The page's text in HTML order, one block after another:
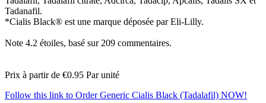
Tadanafil.
*Cialis Black® est une marque déposée par Eli-Lilly.
Note 4.2 étoiles, basé sur 209 commentaires.
Prix à partir de €0.95 Par unité
Follow this link to Order Generic Cialis Black (Tadalafil) NOW!